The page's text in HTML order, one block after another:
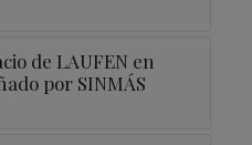
de LAUFEN en
por SINMÁS